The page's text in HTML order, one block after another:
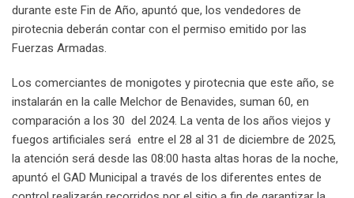
durante este Fin de Año, apuntó que, los vendedores de
pirotecnia deberán contar con el permiso emitido por las
Fuerzas Armadas.
Los comerciantes de monigotes y pirotecnia que este año, se
instalarán en la calle Melchor de Benavides, suman 60, en
comparación a los 30 del 2024. La venta de los años viejos y
fuegos artificiales será entre el 28 al 31 de diciembre de 2025,
la atención será desde las 08:00 hasta altas horas de la noche,
apuntó el GAD Municipal a través de los diferentes entes de